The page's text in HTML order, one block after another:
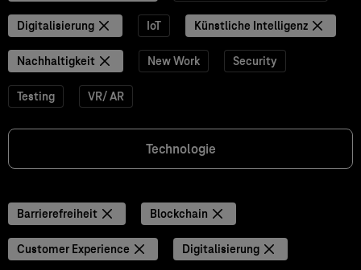
Digitalisierung IoT Künstliche Intelligenz
Nachhaltigkeit New Work Security
Testing VR/ AR
Technologie
Barrierefreiheit Blockchain
Customer Experience Digitalisierung